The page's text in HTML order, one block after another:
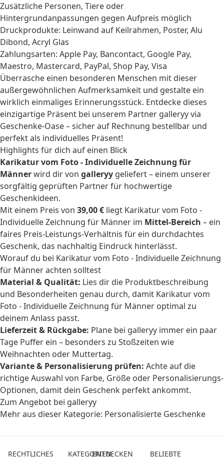
Zusätzliche Personen, Tiere oder
Hintergrundanpassungen gegen Aufpreis möglich
Druckprodukte: Leinwand auf Keilrahmen, Poster, Alu
Dibond, Acryl Glas
Zahlungsarten: Apple Pay, Bancontact, Google Pay,
Maestro, Mastercard, PayPal, Shop Pay, Visa
Überrasche einen besonderen Menschen mit dieser
außergewöhnlichen Aufmerksamkeit und gestalte ein
wirklich einmaliges Erinnerungsstück. Entdecke dieses
einzigartige Präsent bei unserem Partner galleryy via
Geschenke-Oase – sicher auf Rechnung bestellbar und
perfekt als individuelles Präsent!
Highlights für dich auf einen Blick
Karikatur vom Foto - Individuelle Zeichnung für
Männerwird dir von galleryy geliefert – einem unserer
sorgfältig geprüften Partner für hochwertige
Geschenkideen.
Mit einem Preis von 39,00 € liegt Karikatur vom Foto -
Individuelle Zeichnung für Männer im Mittel-Bereich – ein
faires Preis-Leistungs-Verhältnis für ein durchdachtes
Geschenk, das nachhaltig Eindruck hinterlässt.
Worauf du bei Karikatur vom Foto - Individuelle Zeichnung
für Männer achten solltest
Material & Qualität: Lies dir die Produktbeschreibung
und Besonderheiten genau durch, damit Karikatur vom
Foto - Individuelle Zeichnung für Männer optimal zu
deinem Anlass passt.
Lieferzeit & Rückgabe: Plane bei galleryy immer ein paar
Tage Puffer ein – besonders zu Stoßzeiten wie
Weihnachten oder Muttertag.
Variante & Personalisierung prüfen: Achte auf die
richtige Auswahl von Farbe, Größe oder Personalisierungs-
Optionen, damit dein Geschenk perfekt ankommt.
Zum Angebot bei galleryy
Mehr aus dieser Kategorie: Personalisierte Geschenke
RECHTLICHES KATEGORIENENTDECKEN
BELIEBTE